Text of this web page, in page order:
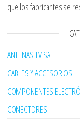
que los fabricantes se
ANTENAS TV SAT
CABLES Y ACCESORIOS
COMPONENTES
CONECTORES